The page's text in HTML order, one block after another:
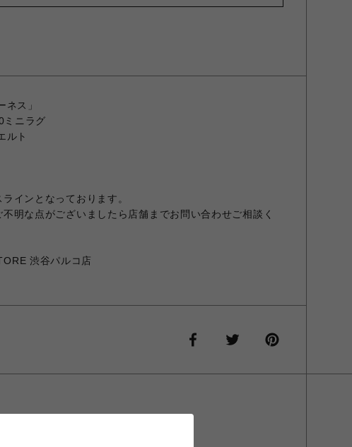
ネス」
ミニラグ
ルト
インとなっております。
明な点がございましたら店舗までお問い合わせご相談く
渋谷パルコ店